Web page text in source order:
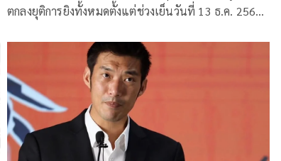
ตกลงยุติการยิงทั้งหมดตั้งแต่ช่วงเย็นวันที่ 13 ธ.ค. 2568
มาเลเซียช่วยประสาน